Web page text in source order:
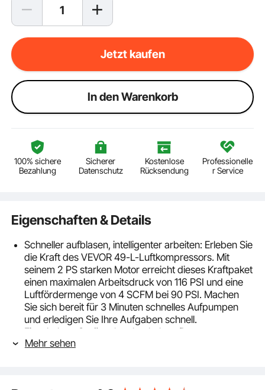
Jetzt kaufen
ln den Warenkorb
100% sichere
Bezahlung
Sicherer
Datenschutz
Kostenlose
Rücksendung
Professionelle
r Service
Eigenschaften & Details
Schneller aufblasen, intelligenter arbeiten: Erleben Sie
die Kraft des VEVOR 49-L-Luftkompressors. Mit
seinem 2 PS starken Motor erreicht dieses Kraftpaket
einen maximalen Arbeitsdruck von 116 PSI und eine
Luftfördermenge von 4 SCFM bei 90 PSI. Machen
Sie sich bereit für 3 Minuten schnelles Aufpumpen
und erledigen Sie Ihre Aufgaben schnell.
Einschalten, Geräusche abschalten: Der
geräuscharme VEVOR-Kompressor (63 dB) nutzt
Mehr sehen